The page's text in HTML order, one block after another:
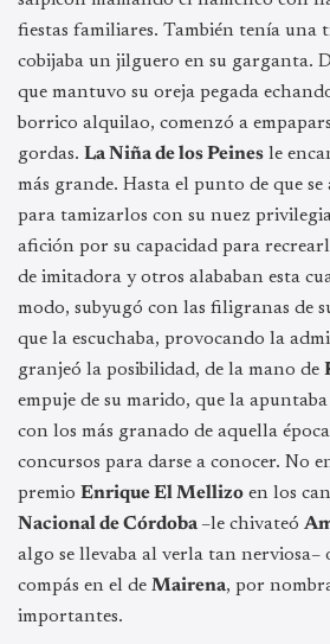
fiestas familiares. También tenía una
cobijaba un jilguero en su garganta.
que mantuvo su oreja pegada
borrico alquilao, comenzó a
gordas. La Niña de los Peines le
más grande. Hasta el punto de que se
para tamizarlos con su nuez
afición por su capacidad para
de imitadora y otros alababan esta
modo, subyugó con las filigranas de
que la escuchaba, provocando la
granjeó la posibilidad, de la mano de
empuje de su marido, que la
con los más granado de aquella
concursos para darse a conocer. No
premio Enrique El Mellizo en los
Nacional de Córdoba –le chivateó
algo se llevaba al verla tan nerviosa–
compás en el de Mairena, por
importantes.